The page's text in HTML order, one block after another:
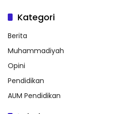
Kategori
Berita
Muhammadiyah
Opini
Pendidikan
AUM Pendidikan